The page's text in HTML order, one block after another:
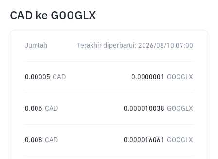
CAD ke GOOGLX
Jumlah Terakhir diperbarui: 2026/08/10 07:00
0.00005 CAD 0.0000001 GOOGLX
0.005 CAD 0.000010038 GOOGLX
0.008 CAD 0.000016061 GOOGLX